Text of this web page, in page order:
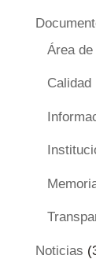
Área
Calidad
Noticias